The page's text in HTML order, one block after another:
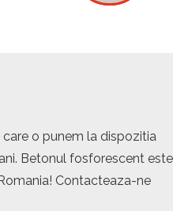
o punem la dispozitia
Betonul fosforescent este
Contacteaza-ne